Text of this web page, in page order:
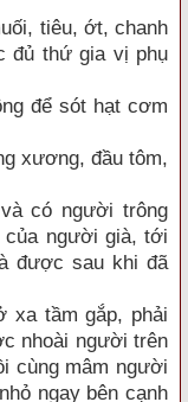
tiêu, ớt, chanh
đủ thứ gia vị phụ
để sót hạt cơm
xương, đầu tôm,
có người trông
của người già, tới
được sau khi đã
xa tầm gắp, phải
nhoài người trên
cùng mâm người
ngay bên cạnh